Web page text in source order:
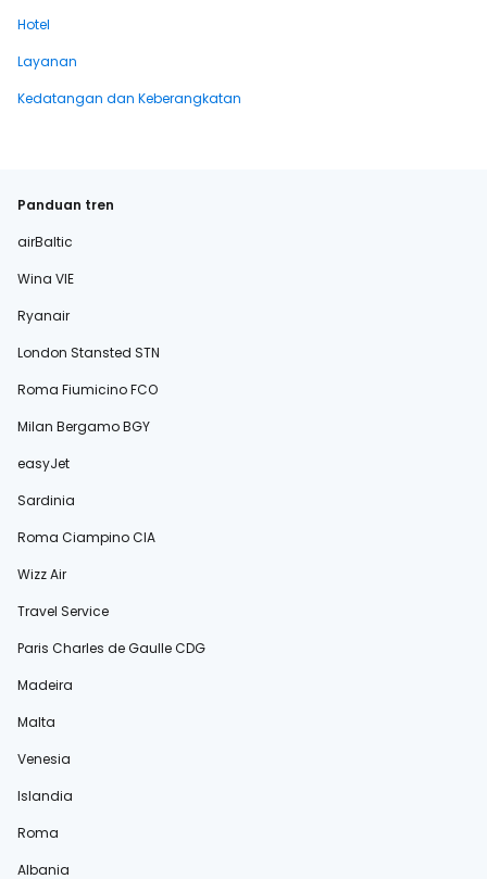
Hotel
Layanan
Kedatangan dan Keberangkatan
Panduan tren
airBaltic
Wina VIE
Ryanair
London Stansted STN
Roma Fiumicino FCO
Milan Bergamo BGY
easyJet
Sardinia
Roma Ciampino CIA
Wizz Air
Travel Service
Paris Charles de Gaulle CDG
Madeira
Malta
Venesia
Islandia
Roma
Albania